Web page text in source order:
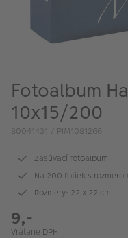
Fotoalbum
10x15/200
80041431 / PIM1081266
Zasúvací fotoalbum
Na 200 fotiek s
Rozmery: 22 x 22 cm
9,-
Vrátane DPH